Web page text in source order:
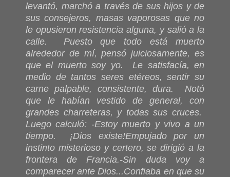
levantó, marchó a través de sus hijos y de
sus consejeros, masas vaporosas que no
le opusieron resistencia alguna, y salió a la
calle. Puesto que todo está muerto
alrededor de mí, pensó juiciosamente, es
que el muerto soy yo. Le satisfacía, en
medio de tantos seres etéreos, sentir su
carne palpable, consistente, dura. Notó
que le habían vestido de general, con
grandes charreteras, y todas sus cruces.
Luego calculó: -Estoy muerto y vivo a un
tiempo. ¡Dios existe!Empujado por un
instinto misterioso y certero, se dirigió a la
frontera de Francia.-Sin duda voy a
comparecer ante Dios...Confiaba en que su